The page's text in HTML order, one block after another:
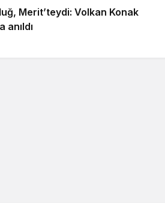
Merit’teydi: Volkan Konak
anıldı